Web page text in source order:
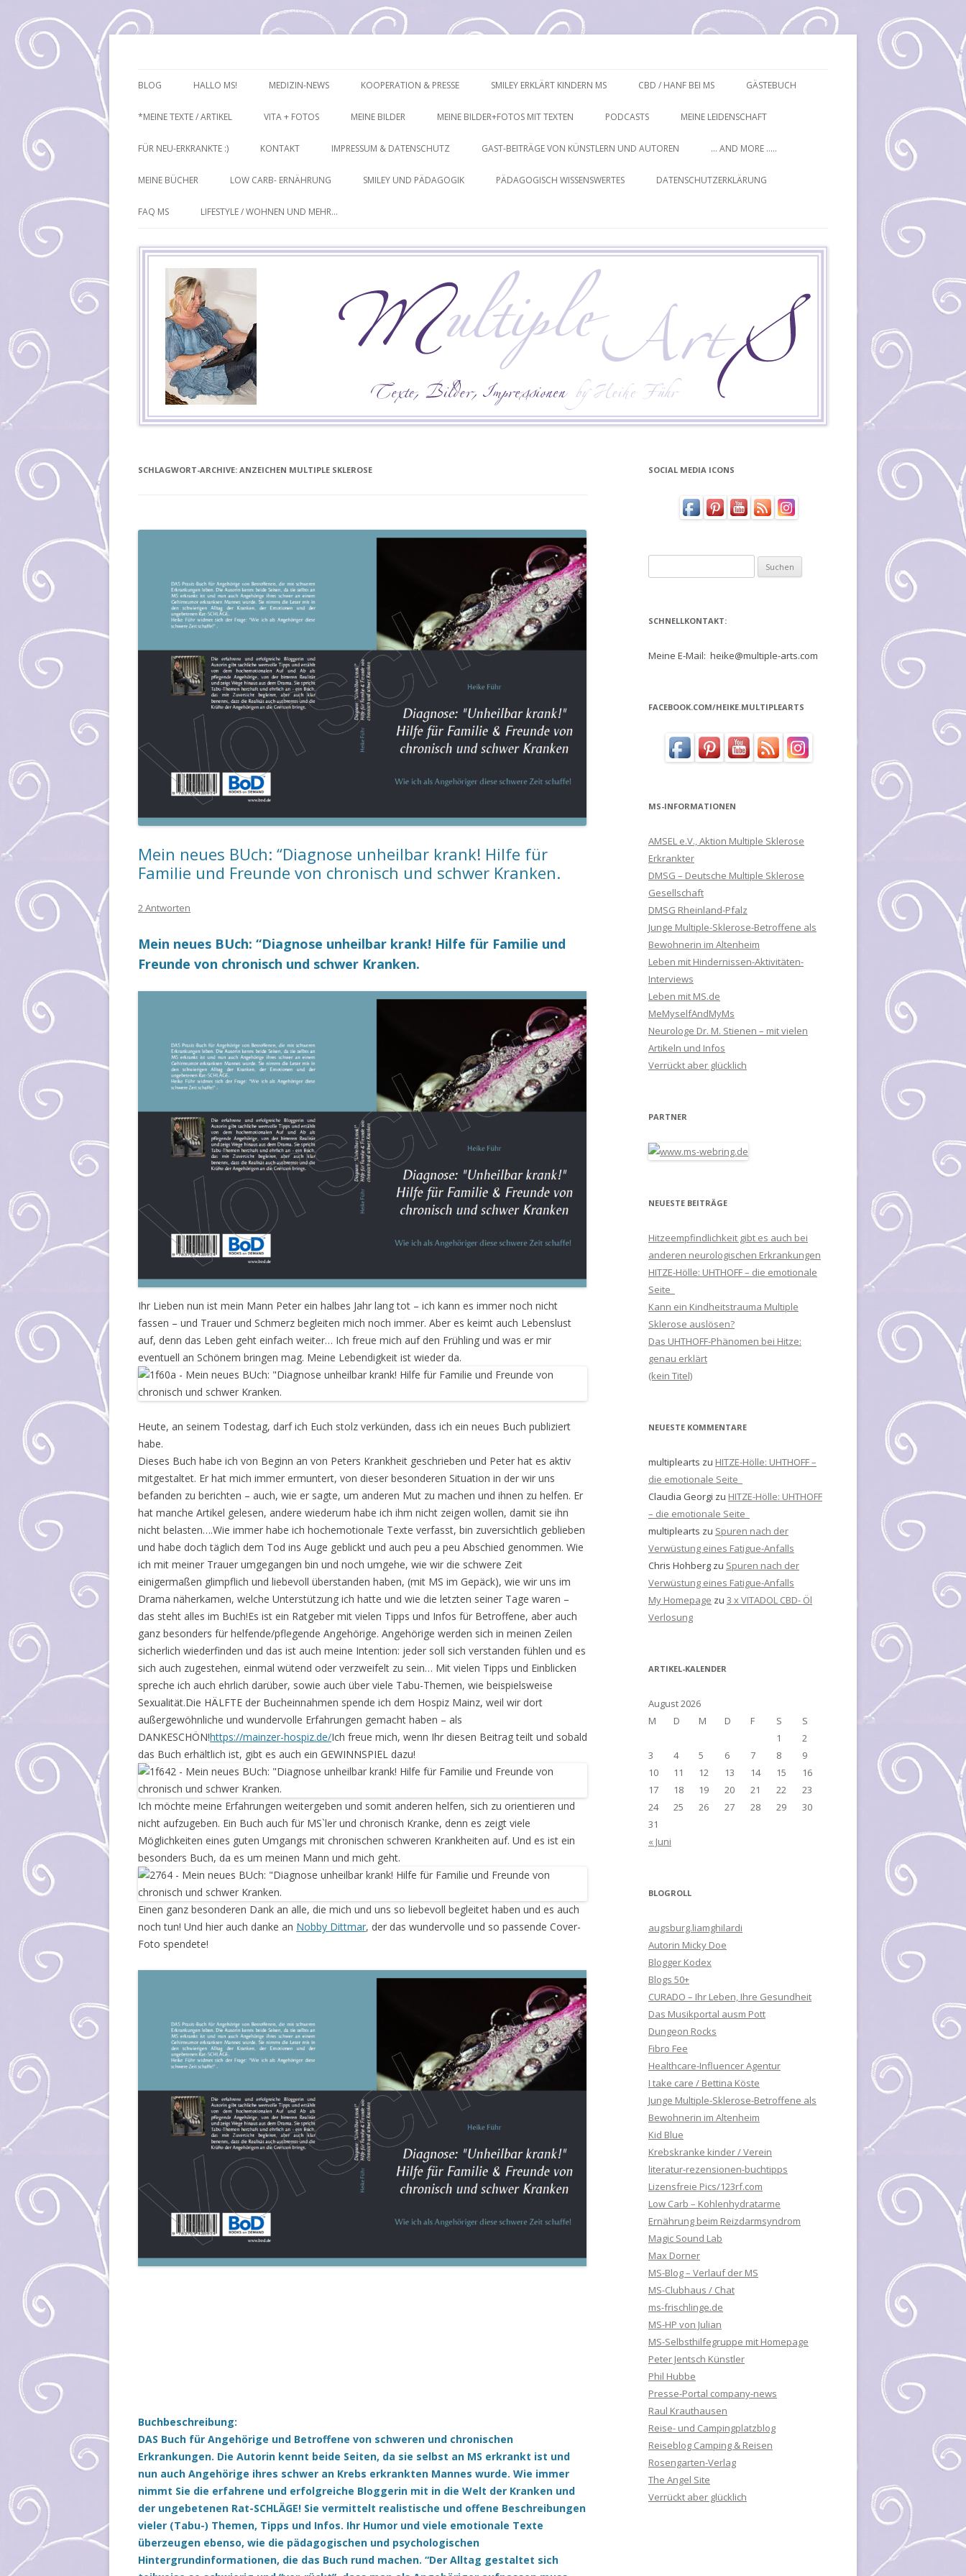
zum
BLOG HALLO MS! MEDIZIN-NEWS KOOPERATION & PRESSE SMILEY ERKLÄRT KINDERN MS CBD / HANF BEI MS GÄSTEBUCH
*MEINE TEXTE / ARTIKEL VITA + FOTOS MEINE BILDER MEINE BILDER+FOTOS MIT TEXTEN PODCASTS MEINE LEIDENSCHAFT
FÜR NEU-ERKRANKTE :) KONTAKT IMPRESSUM & DATENSCHUTZ GAST-BEITRÄGE VON KÜNSTLERN UND AUTOREN … AND MORE …..
MEINE BÜCHER LOW CARB- ERNÄHRUNG SMILEY UND PÄDAGOGIK PÄDAGOGISCH WISSENSWERTES DATENSCHUTZERKLÄRUNG
FAQ MS LIFESTYLE / WOHNEN UND MEHR…
SCHLAGWORT-ARCHIVE: ANZEICHEN MULTIPLE SKLEROSE
Mein neues BUch: “Diagnose unheilbar krank! Hilfe für
Familie und Freunde von chronisch und schwer Kranken.
2 Antworten
Mein neues BUch: “Diagnose unheilbar krank! Hilfe für Familie und
Freunde von chronisch und schwer Kranken.
Ihr Lieben nun ist mein Mann Peter ein halbes Jahr lang tot – ich kann es immer noch nicht
fassen – und Trauer und Schmerz begleiten mich noch immer. Aber es keimt auch Lebenslust
auf, denn das Leben geht einfach weiter… Ich freue mich auf den Frühling und was er mir
eventuell an Schönem bringen mag. Meine Lebendigkeit ist wieder da.
Heute, an seinem Todestag, darf ich Euch stolz verkünden, dass ich ein neues Buch publiziert
habe.
Dieses Buch habe ich von Beginn an von Peters Krankheit geschrieben und Peter hat es aktiv
mitgestaltet. Er hat mich immer ermuntert, von dieser besonderen Situation in der wir uns
befanden zu berichten – auch, wie er sagte, um anderen Mut zu machen und ihnen zu helfen. Er
hat manche Artikel gelesen, andere wiederum habe ich ihm nicht zeigen wollen, damit sie ihn
nicht belasten….Wie immer habe ich hochemotionale Texte verfasst, bin zuversichtlich geblieben
und habe doch täglich dem Tod ins Auge geblickt und auch peu a peu Abschied genommen. Wie
ich mit meiner Trauer umgegangen bin und noch umgehe, wie wir die schwere Zeit
einigermaßen glimpflich und liebevoll überstanden haben, (mit MS im Gepäck), wie wir uns im
Drama näherkamen, welche Unterstützung ich hatte und wie die letzten seiner Tage waren –
das steht alles im Buch!Es ist ein Ratgeber mit vielen Tipps und Infos für Betroffene, aber auch
ganz besonders für helfende/pflegende Angehörige. Angehörige werden sich in meinen Zeilen
sicherlich wiederfinden und das ist auch meine Intention: jeder soll sich verstanden fühlen und es
sich auch zugestehen, einmal wütend oder verzweifelt zu sein… Mit vielen Tipps und Einblicken
spreche ich auch ehrlich darüber, sowie auch über viele Tabu-Themen, wie beispielsweise
Sexualität.Die HÄLFTE der Bucheinnahmen spende ich dem Hospiz Mainz, weil wir dort
außergewöhnliche und wundervolle Erfahrungen gemacht haben – als
DANKESCHÖN!https://mainzer-hospiz.de/Ich freue mich, wenn Ihr diesen Beitrag teilt und sobald
das Buch erhältlich ist, gibt es auch ein GEWINNSPIEL dazu!
Ich möchte meine Erfahrungen weitergeben und somit anderen helfen, sich zu orientieren und
nicht aufzugeben. Ein Buch auch für MS`ler und chronisch Kranke, denn es zeigt viele
Möglichkeiten eines guten Umgangs mit chronischen schweren Krankheiten auf. Und es ist ein
besonders Buch, da es um meinen Mann und mich geht.
Einen ganz besonderen Dank an alle, die mich und uns so liebevoll begleitet haben und es auch
noch tun! Und hier auch danke an Nobby Dittmar, der das wundervolle und so passende Cover-
Foto spendete!
Buchbeschreibung:
DAS Buch für Angehörige und Betroffene von schweren und chronischen
Erkrankungen. Die Autorin kennt beide Seiten, da sie selbst an MS erkrankt ist und
nun auch Angehörige ihres schwer an Krebs erkrankten Mannes wurde. Wie immer
nimmt Sie die erfahrene und erfolgreiche Bloggerin mit in die Welt der Kranken und
der ungebetenen Rat-SCHLÄGE! Sie vermittelt realistische und offene Beschreibungen
vieler (Tabu-) Themen, Tipps und Infos. Ihr Humor und viele emotionale Texte
überzeugen ebenso, wie die pädagogischen und psychologischen
Hintergrundinformationen, die das Buch rund machen. “Der Alltag gestaltet sich
SOCIAL MEDIA ICONS
nach:
SCHNELLKONTAKT:
Meine E-Mail: heike@multiple-arts.com
FACEBOOK.COM/HEIKE.MULTIPLEARTS
MS-INFORMATIONEN
AMSEL e.V., Aktion Multiple Sklerose
Erkrankter
DMSG – Deutsche Multiple Sklerose
Gesellschaft
DMSG Rheinland-Pfalz
Junge Multiple-Sklerose-Betroffene als
Bewohnerin im Altenheim
Leben mit Hindernissen-Aktivitäten-
Interviews
Leben mit MS.de
MeMyselfAndMyMs
Neurologe Dr. M. Stienen – mit vielen
Artikeln und Infos
Verrückt aber glücklich
PARTNER
NEUESTE BEITRÄGE
Hitzeempfindlichkeit gibt es auch bei
anderen neurologischen Erkrankungen
HITZE-Hölle: UHTHOFF – die emotionale
Seite
Kann ein Kindheitstrauma Multiple
Sklerose auslösen?
Das UHTHOFF-Phänomen bei Hitze:
genau erklärt
(kein Titel)
NEUESTE KOMMENTARE
multiplearts zu HITZE-Hölle: UHTHOFF –
die emotionale Seite
Claudia Georgi zu HITZE-Hölle: UHTHOFF
– die emotionale Seite
multiplearts zu Spuren nach der
Verwüstung eines Fatigue-Anfalls
Chris Hohberg zu Spuren nach der
Verwüstung eines Fatigue-Anfalls
My Homepage zu 3 x VITADOL CBD- Öl
Verlosung
ARTIKEL-KALENDER
August 2026
M
D M D F S
S
1
2
3
4 5 6 7 8
9
10
11 12 13 14 15
16
17
18 19 20 21 22
23
24
25 26 27 28 29
30
31
« Juni
BLOGROLL
augsburg.liamghilardi
Autorin Micky Doe
Blogger Kodex
Blogs 50+
CURADO – Ihr Leben, Ihre Gesundheit
Das Musikportal ausm Pott
Dungeon Rocks
Fibro Fee
Healthcare-Influencer Agentur
I take care / Bettina Köste
Junge Multiple-Sklerose-Betroffene als
Bewohnerin im Altenheim
Kid Blue
Krebskranke kinder / Verein
literatur-rezensionen-buchtipps
Lizensfreie Pics/123rf.com
Low Carb – Kohlenhydratarme
Ernährung beim Reizdarmsyndrom
Magic Sound Lab
Max Dorner
MS-Blog – Verlauf der MS
MS-Clubhaus / Chat
ms-frischlinge.de
MS-HP von Julian
MS-Selbsthilfegruppe mit Homepage
Peter Jentsch Künstler
Phil Hubbe
Presse-Portal company-news
Raul Krauthausen
Reise- und Campingplatzblog
Reiseblog Camping & Reisen
Rosengarten-Verlag
The Angel Site
Verrückt aber glücklich